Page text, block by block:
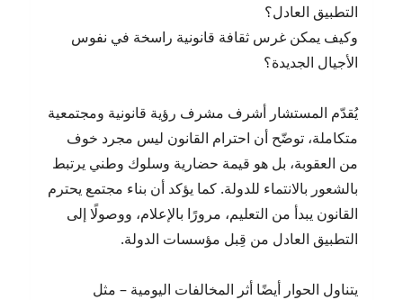
التطبيق العادل؟
وكيف يمكن غرس ثقافة قانونية راسخة في نفوس
الأجيال الجديدة؟
يُقدّم المستشار أشرف مشرف رؤية قانونية ومجتمعية
متكاملة، توضّح أن احترام القانون ليس مجرد خوف
من العقوبة، بل هو قيمة حضارية وسلوك وطني يرتبط
بالشعور بالانتماء للدولة. كما يؤكد أن بناء مجتمع يحترم
القانون يبدأ من التعليم، مرورًا بالإعلام، ووصولًا إلى
التطبيق العادل من قِبل مؤسسات الدولة.
يتناول الحوار أيضًا أثر المخالفات اليومية – مثل